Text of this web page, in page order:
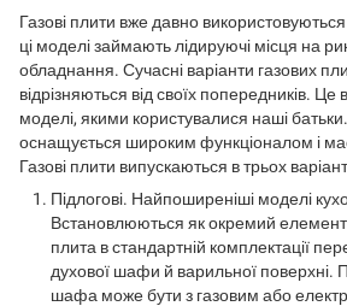
Газові плити вже давно використовуються
ці моделі займають лідируючі місця на
обладнання. Сучасні варіанти газових
відрізняються від своїх попередників. Це
моделі, якими користувалися наші
оснащується широким функціоналом і
Газові плити випускаються в трьох
Підлогові. Найпоширеніші моделі
Встановлюються як окремий елемент
плита в стандартній комплектації
духової шафи й варильної поверхні.
шафа може бути з газовим або